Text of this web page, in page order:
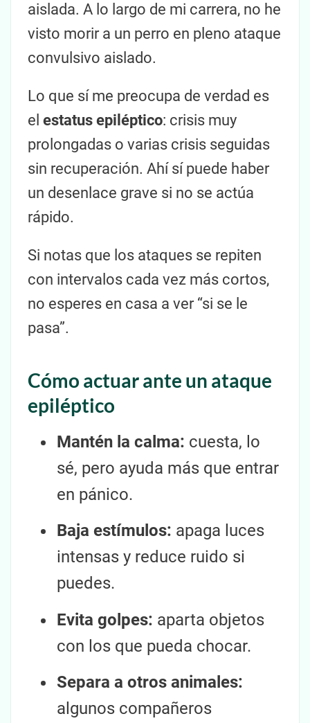
aislada. A lo largo de mi carrera, no he
visto morir a un perro en pleno ataque
convulsivo aislado.
Lo que sí me preocupa de verdad es
el estatus epiléptico: crisis muy
prolongadas o varias crisis seguidas
sin recuperación. Ahí sí puede haber
un desenlace grave si no se actúa
rápido.
Si notas que los ataques se repiten
con intervalos cada vez más cortos,
no esperes en casa a ver “si se le
pasa”.
Cómo actuar ante un ataque
epiléptico
Mantén la calma: cuesta, lo
sé, pero ayuda más que entrar
en pánico.
Baja estímulos: apaga luces
intensas y reduce ruido si
puedes.
Evita golpes: aparta objetos
con los que pueda chocar.
Separa a otros animales:
algunos compañeros